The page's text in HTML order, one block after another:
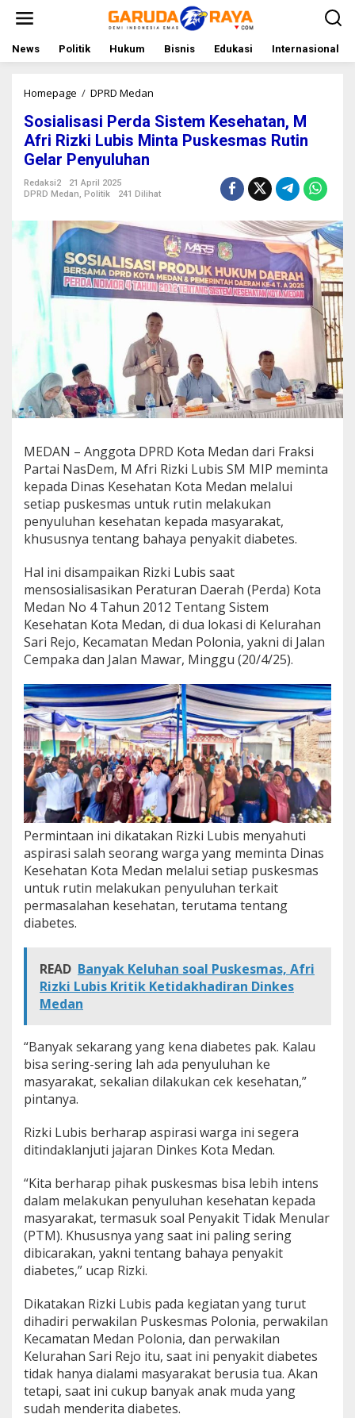
t
News Politik Hukum Bisnis Edukasi Internasional
Homepage / DPRD Medan
s
i
a
s
i
e
r
d
S
i
s
t
e
m
K
e
e
h
a
t
a
n
,
f
r
i
R
i
z
k
L
u
b
i
s
M
i
n
t
a
P
u
s
k
e
s
R
u
t
e
a
n
y
l
u
h
a
n
Sosialisasi Perda Sistem Kesehatan, M
Afri Rizki Lubis Minta Puskesmas Rutin
Gelar Penyuluhan
Redaksi2
21 April 2025
DPRD Medan, Politik 241 Dilihat
MEDAN – Anggota DPRD Kota Medan dari Fraksi
Partai NasDem, M Afri Rizki Lubis SM MIP meminta
kepada Dinas Kesehatan Kota Medan melalui
setiap puskesmas untuk rutin melakukan
penyuluhan kesehatan kepada masyarakat,
khususnya tentang bahaya penyakit diabetes.
Hal ini disampaikan Rizki Lubis saat
mensosialisasikan Peraturan Daerah (Perda) Kota
Medan No 4 Tahun 2012 Tentang Sistem
Kesehatan Kota Medan, di dua lokasi di Kelurahan
Sari Rejo, Kecamatan Medan Polonia, yakni di Jalan
Cempaka dan Jalan Mawar, Minggu (20/4/25).
Permintaan ini dikatakan Rizki Lubis menyahuti
aspirasi salah seorang warga yang meminta Dinas
Kesehatan Kota Medan melalui setiap puskesmas
untuk rutin melakukan penyuluhan terkait
permasalahan kesehatan, terutama tentang
diabetes.
READ Banyak Keluhan soal Puskesmas, Afri
Rizki Lubis Kritik Ketidakhadiran Dinkes
Medan
“Banyak sekarang yang kena diabetes pak. Kalau
bisa sering-sering lah ada penyuluhan ke
masyarakat, sekalian dilakukan cek kesehatan,”
pintanya.
Rizki Lubis berharap aspirasi warga ini segera
ditindaklanjuti jajaran Dinkes Kota Medan.
“Kita berharap pihak puskesmas bisa lebih intens
dalam melakukan penyuluhan kesehatan kepada
masyarakat, termasuk soal Penyakit Tidak Menular
(PTM). Khususnya yang saat ini paling sering
dibicarakan, yakni tentang bahaya penyakit
diabetes,” ucap Rizki.
Dikatakan Rizki Lubis pada kegiatan yang turut
dihadiri perwakilan Puskesmas Polonia, perwakilan
Kecamatan Medan Polonia, dan perwakilan
Kelurahan Sari Rejo itu, saat ini penyakit diabetes
tidak hanya dialami masyarakat berusia tua. Akan
tetapi, saat ini cukup banyak anak muda yang
sudah menderita diabetes.